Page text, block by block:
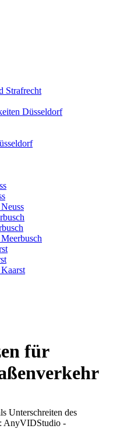
Strafrecht
Düsseldorf
für
Unterschreiten des
AnyVIDStudio -